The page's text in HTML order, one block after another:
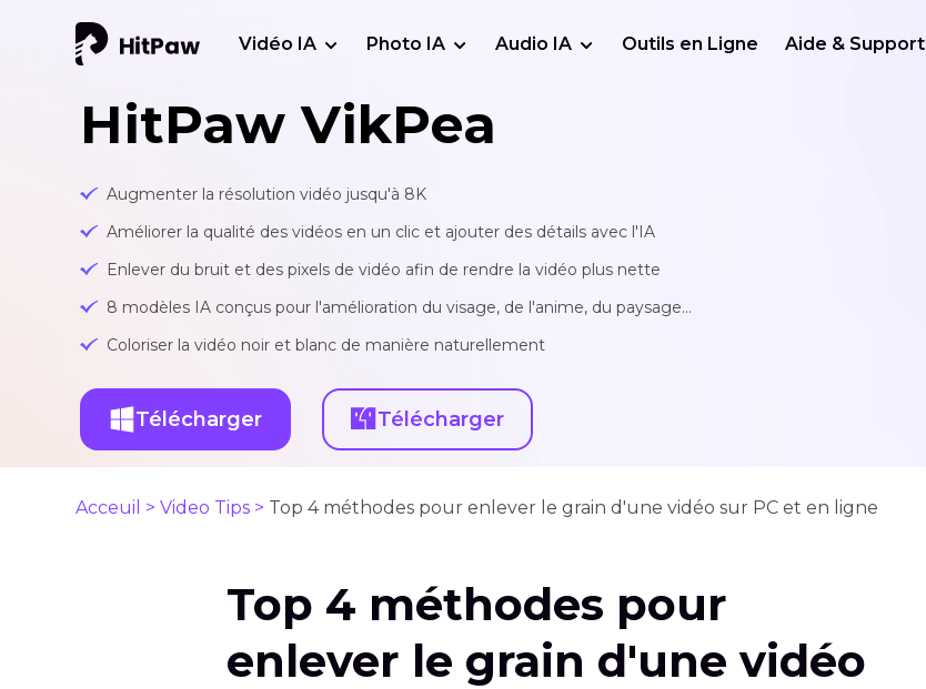
Vidéo IA Photo IA Audio IA Outils en Ligne Aide & Support
HitPaw VikPea
Augmenter la résolution vidéo jusqu'à 8K
Améliorer la qualité des vidéos en un clic et ajouter des détails avec l'IA
Enlever du bruit et des pixels de vidéo afin de rendre la vidéo plus nette
8 modèles IA conçus pour l'amélioration du visage, de l'anime, du paysage...
Coloriser la vidéo noir et blanc de manière naturellement
Télécharger Télécharger
Acceuil > Video Tips > Top 4 méthodes pour enlever le grain d'une vidéo sur PC et en ligne
Top 4 méthodes pour
enlever le grain d'une vidéo